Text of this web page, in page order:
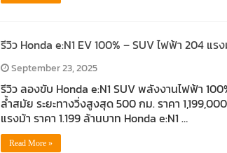
รีวิว Honda e:N1 EV 100% – SUV ไฟฟ้า 204 แ
September 23, 2025
รีวิว ลองขับ Honda e:N1 SUV พลังงานไฟฟ้า
ล้ำสมัย ระยะทางวิ่งสูงสุด 500 กม. ราคา
แรงม้า ราคา 1.199 ล้านบาท Honda e:N1 …
Read More »